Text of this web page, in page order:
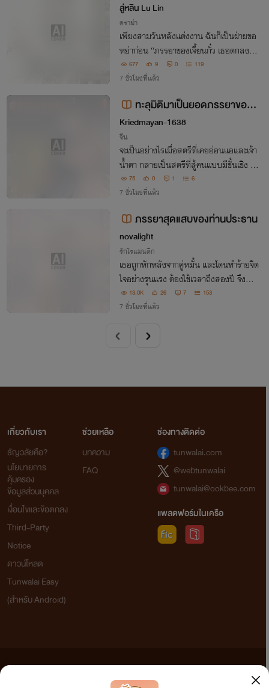
ลู่หลิน Lu Lin
ดราม่า
เพียงสามวันหลังแต่งงาน ฉันก็เป็นฝ่ายขอ
หย่าก่อน “ภรรยาของเจี้ยนกั๋ว เธอตกลงที่จ
ะดูแลและรักษาครอบครัวนี้แทนเขาไหม?”
ฉันแทบไม่ต้องคิดเลย “ฉันไม่ตกลงค่ะ”
677 9 0 119
7 ชั่วโมงที่แล้ว
ทะลุมิติมาเป็นยอดภรรยาของพ
ระเอกธงแดง
Kriedmayan-1638
จีน
จะเป็นอย่างไรเมื่อสตรีที่เคยอ่อนแอและเจ้า
น้ำตา กลายเป็นสตรีที่สู้คนแบบมีชั้นเชิง อีก
ทั้งยังมีลูกสมุนตัวน้อยที่คอยเป็นฟันเฟืองเ
หล็กช่วยขับเคลื่อนให้แผนการหนีออกจากจ
75 0 1 6
7 ชั่วโมงที่แล้ว
ภรรยาสุดแสบของท่านประธาน
novalight
รักโรแมนติก
เธอถูกหักหลังจากคู่หมั้น และโดนทำร้ายจิต
ใจอย่างรุนแรง ต้องใช้เวลาถึงสองปี จึงทำใ
ห้เธอตาสว่างบททดสอบกำลังจะเข้ามา ควา
มวุ่นวายกำลังจะเริ่มต้น และดราม่ากำลังจะ
13.0K 26 7 153
7 ชั่วโมงที่แล้ว
เกี่ยวกับเรา
ธัญวลัยคือ?
นโยบายการ
คุ้มครอง
ข้อมูลส่วนบุคคล
เงื่อนไขและข้อตกลง
Third-Party
Notice
ดาวน์โหลด
Tunwalai Easy
(สำหรับ Android)
ช่วยเหลือ
บทความ
FAQ
ช่องทางติดต่อ
tunwalai.com
@webtunwalai
tunwalai@ookbee.com
แพลตฟอร์มในเครือ
เว็บไซต์แห่งนี้ไม่ได้เห็นด้วยและไม่ขอรับผิดชอบต่อข้อความใดๆ ทั้งสิ้น ดังนั้นผู้อ่านทุกท่านโปรดใช้